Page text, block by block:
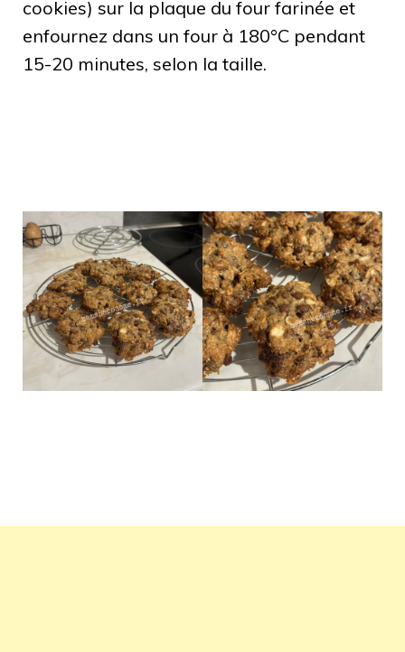
cookies) sur la plaque du four farinée et
enfournez dans un four à 180°C pendant
15-20 minutes, selon la taille.